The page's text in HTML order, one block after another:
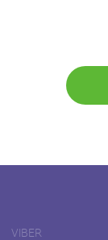
VIBER